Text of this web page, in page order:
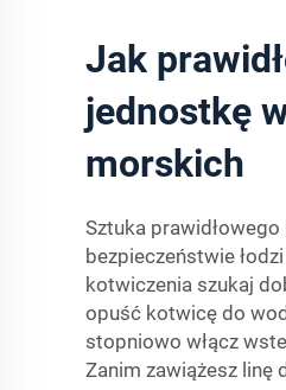
Jak
jednostkę
morskich
Sztuka
bezpieczeństwie
kotwiczenia szukaj
opuść kotwicę do
stopniowo włącz
Zanim zawiążesz linę